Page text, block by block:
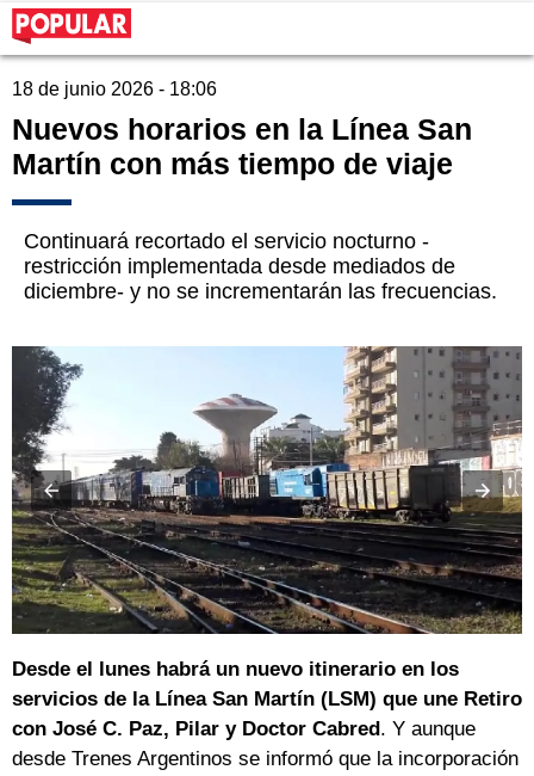
18 de junio 2026 - 18:06
Nuevos horarios en la Línea San
Martín con más tiempo de viaje
Continuará recortado el servicio nocturno -
restricción implementada desde mediados de
diciembre- y no se incrementarán las frecuencias.
Desde el lunes habrá un nuevo itinerario en los
servicios de la Línea San Martín (LSM) que une Retiro
con José C. Paz, Pilar y Doctor Cabred. Y aunque
desde Trenes Argentinos se informó que la incorporación